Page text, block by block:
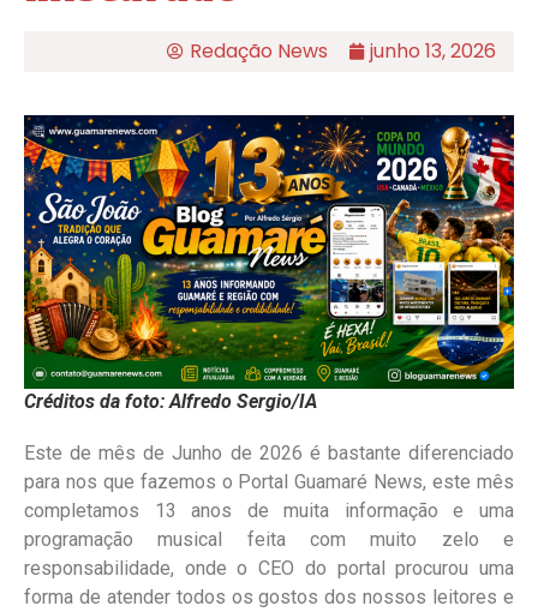
Redação News junho 13, 2026
Créditos da foto: Alfredo Sergio/IA
Este de mês de Junho de 2026 é bastante diferenciado
para nos que fazemos o Portal Guamaré News, este mês
completamos 13 anos de muita informação e uma
programação musical feita com muito zelo e
responsabilidade, onde o CEO do portal procurou uma
forma de atender todos os gostos dos nossos leitores e